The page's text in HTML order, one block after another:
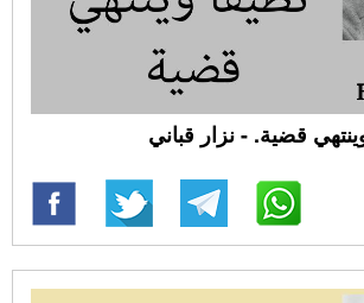
قضية. - نزار قباني